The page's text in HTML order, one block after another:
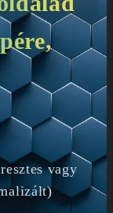
vagy